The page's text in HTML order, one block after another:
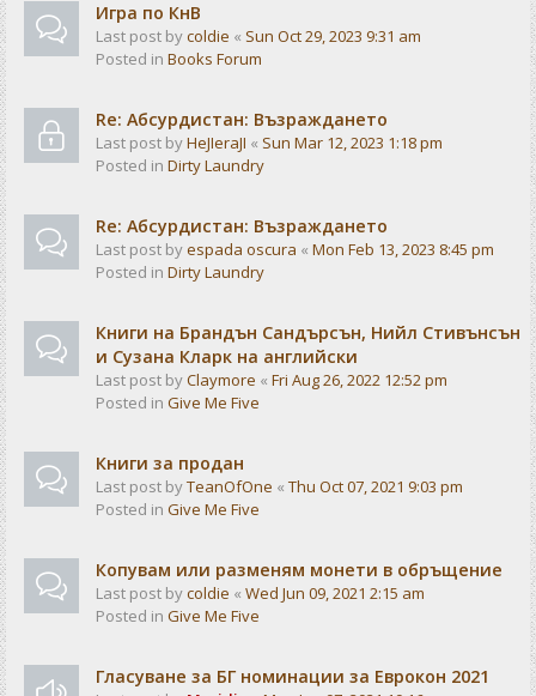
Игра по КнВ
Last post bycoldie « Sun Oct 29, 2023 9:31 am
Posted in Books Forum
Re: Абсурдистан: Възраждането
Last post byHeJIeraJI « Sun Mar 12, 2023 1:18 pm
Posted in Dirty Laundry
Re: Абсурдистан: Възраждането
Last post byespada oscura « Mon Feb 13, 2023 8:45 pm
Posted in Dirty Laundry
Книги на Брандън Сандърсън, Нийл Стивънсън
и Сузана Кларк на английски
Last post byClaymore « Fri Aug 26, 2022 12:52 pm
Posted in Give Me Five
Книги за продан
Last post byTeanOfOne « Thu Oct 07, 2021 9:03 pm
Posted in Give Me Five
Копувам или разменям монети в обръщение
Last post bycoldie « Wed Jun 09, 2021 2:15 am
Posted in Give Me Five
Гласуване за БГ номинации за Еврокон 2021